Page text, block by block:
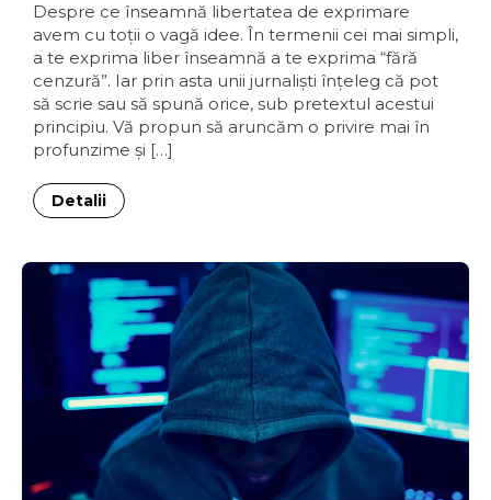
Despre ce înseamnă libertatea de exprimare
avem cu toţii o vagă idee. În termenii cei mai simpli,
a te exprima liber înseamnă a te exprima “fără
cenzură”. Iar prin asta unii jurnalişti înţeleg că pot
să scrie sau să spună orice, sub pretextul acestui
principiu. Vă propun să aruncăm o privire mai în
profunzime şi […]
Detalii